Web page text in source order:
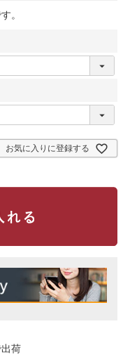
。
お気に入りに登録する
荷